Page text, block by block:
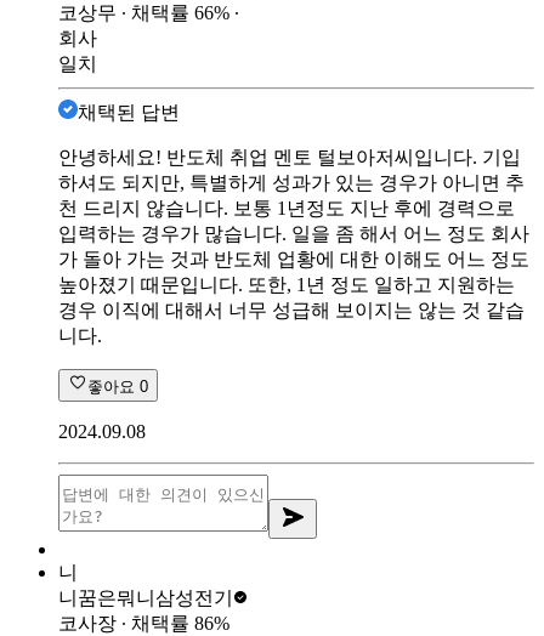
코상무 ∙ 채택률 66% ∙
회사
일치
채택된 답변
안녕하세요! 반도체 취업 멘토 털보아저씨입니다. 기입
하셔도 되지만, 특별하게 성과가 있는 경우가 아니면 추
천 드리지 않습니다. 보통 1년정도 지난 후에 경력으로
입력하는 경우가 많습니다. 일을 좀 해서 어느 정도 회사
가 돌아 가는 것과 반도체 업황에 대한 이해도 어느 정도
높아졌기 때문입니다. 또한, 1년 정도 일하고 지원하는
경우 이직에 대해서 너무 성급해 보이지는 않는 것 같습
니다.
좋아요 0
2024.09.08
니
니꿈은뭐니 삼성전기
코사장 ∙ 채택률 86%